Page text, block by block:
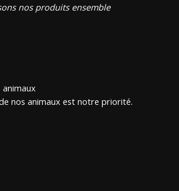
nos produits ensemble
nos animaux est notre priorité.